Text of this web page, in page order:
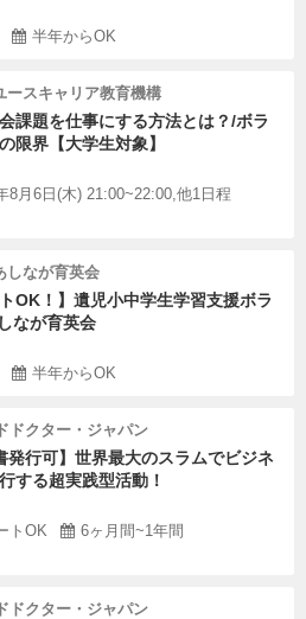
半年からOK
ースキャリア教育機構
会課題を仕事にする方法とは？/ボラ
限界【大学生対象】
8月6日(木) 21:00~22:00,他1日程
しなが育英会
トOK！】遺児小中学生学習支援ボラ
なが育英会
半年からOK
ドクター・ジャパン
発行可】世界最大のスラムでビジネ
する超実践型活動！
トOK
6ヶ月間~1年間
ドクター・ジャパン